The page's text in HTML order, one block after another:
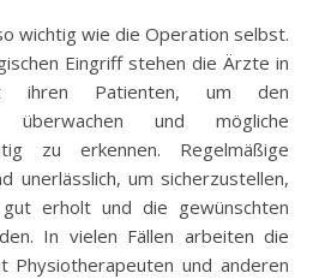
wichtig wie die Operation selbst.
Eingriff stehen die Ärzte in
ihren Patienten, um den
überwachen und mögliche
zu erkennen. Regelmäßige
unerlässlich, um sicherzustellen,
erholt und die gewünschten
In vielen Fällen arbeiten die
Physiotherapeuten und anderen